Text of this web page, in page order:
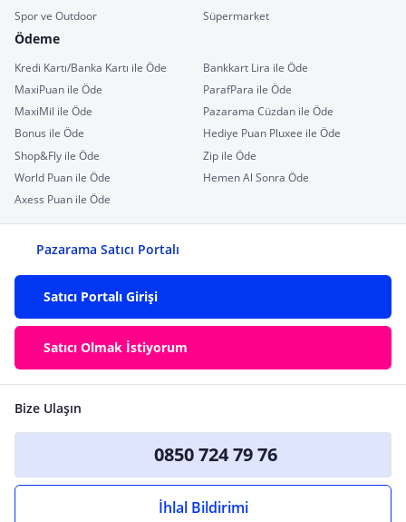
Spor ve Outdoor
Süpermarket
Ödeme
Kredi Kartı/Banka Kartı ile Öde
Bankkart Lira ile Öde
MaxiPuan ile Öde
ParafPara ile Öde
MaxiMil ile Öde
Pazarama Cüzdan ile Öde
Bonus ile Öde
Hediye Puan Pluxee ile Öde
Shop&Fly ile Öde
Zip ile Öde
World Puan ile Öde
Hemen Al Sonra Öde
Axess Puan ile Öde
Pazarama Satıcı Portalı
Satıcı Portalı Girişi
Satıcı Olmak İstiyorum
Bize Ulaşın
0850 724 79 76
İhlal Bildirimi